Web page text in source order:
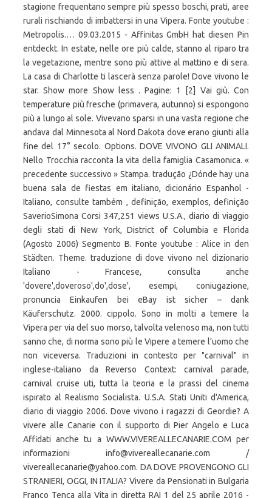
stagione frequentano sempre più spesso boschi, prati, aree
rurali rischiando di imbattersi in una Vipera. Fonte youtube :
Metropolis.… 09.03.2015 - Affinitas GmbH hat diesen Pin
entdeckt. In estate, nelle ore più calde, stanno al riparo tra
la vegetazione, mentre sono più attive al mattino e di sera.
La casa di Charlotte ti lascerà senza parole! Dove vivono le
star. Show more Show less . Pagine: 1 [2] Vai giù. Con
temperature più fresche (primavera, autunno) si espongono
più a lungo al sole. Vivevano sparsi in una vasta regione che
andava dal Minnesota al Nord Dakota dove erano giunti alla
fine del 17° secolo. Options. DOVE VIVONO GLI ANIMALI.
Nello Trocchia racconta la vita della famiglia Casamonica. «
precedente successivo » Stampa. tradução ¿Dónde hay una
buena sala de fiestas em italiano, dicionário Espanhol -
Italiano, consulte também , definição, exemplos, definição
SaverioSimona Corsi 347,251 views U.S.A., diario di viaggio
degli stati di New York, District of Columbia e Florida
(Agosto 2006) Segmento B. Fonte youtube : Alice in den
Städten. Theme. traduzione di dove vivono nel dizionario
Italiano - Francese, consulta anche
'dovere',doveroso',do',dose', esempi, coniugazione,
pronuncia Einkaufen bei eBay ist sicher – dank
Käuferschutz. 2000. cippolo. Sono in molti a temere la
Vipera per via del suo morso, talvolta velenoso ma, non tutti
sanno che, di norma sono più le Vipere a temere l’uomo che
non viceversa. Traduzioni in contesto per "carnival" in
inglese-italiano da Reverso Context: carnival parade,
carnival cruise uti, tutta la teoria e la prassi del cinema
ispirato al Realismo Socialista. U.S.A. Stati Uniti d'America,
diario di viaggio 2006. Dove vivono i ragazzi di Geordie? A
vivere alle Canarie con il supporto di Pier Angelo e Luca
Affidati anche tu a WWW.VIVEREALLECANARIE.COM per
informazioni info@vivereallecanarie.com /
vivereallecanarie@yahoo.com. DA DOVE PROVENGONO GLI
STRANIERI, OGGI, IN ITALIA? Vivere da Pensionati in Bulgaria
Franco Tenca alla Vita in diretta RAI 1 del 25 aprile 2016 -